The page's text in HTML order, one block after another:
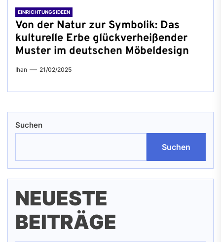
EINRICHTUNGSIDEEN
Von der Natur zur Symbolik: Das
kulturelle Erbe glückverheißender
Muster im deutschen Möbeldesign
Ihan 21/02/2025
Suchen
Suchen
NEUESTE
BEITRÄGE